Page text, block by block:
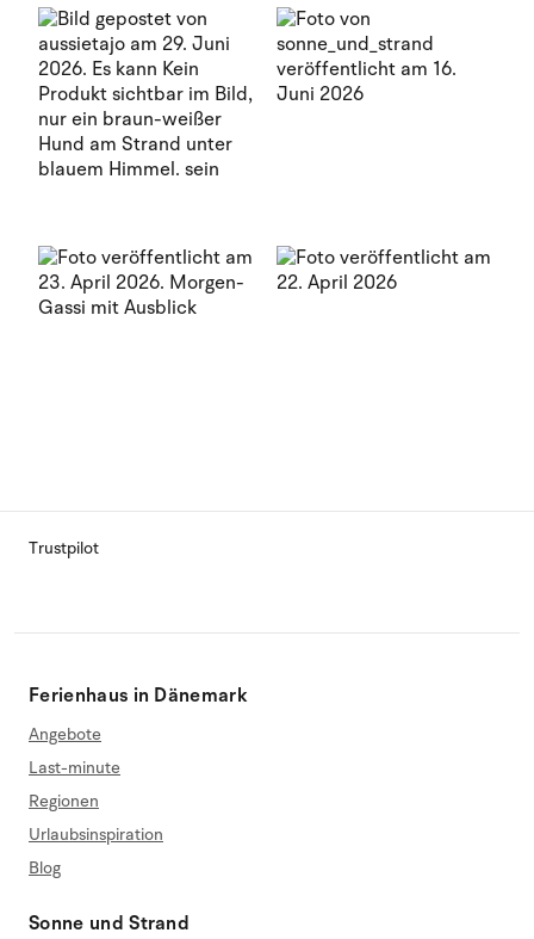
Trustpilot
Ferienhaus in Dänemark
Angebote
Last-minute
Regionen
Urlaubsinspiration
Blog
Sonne und Strand